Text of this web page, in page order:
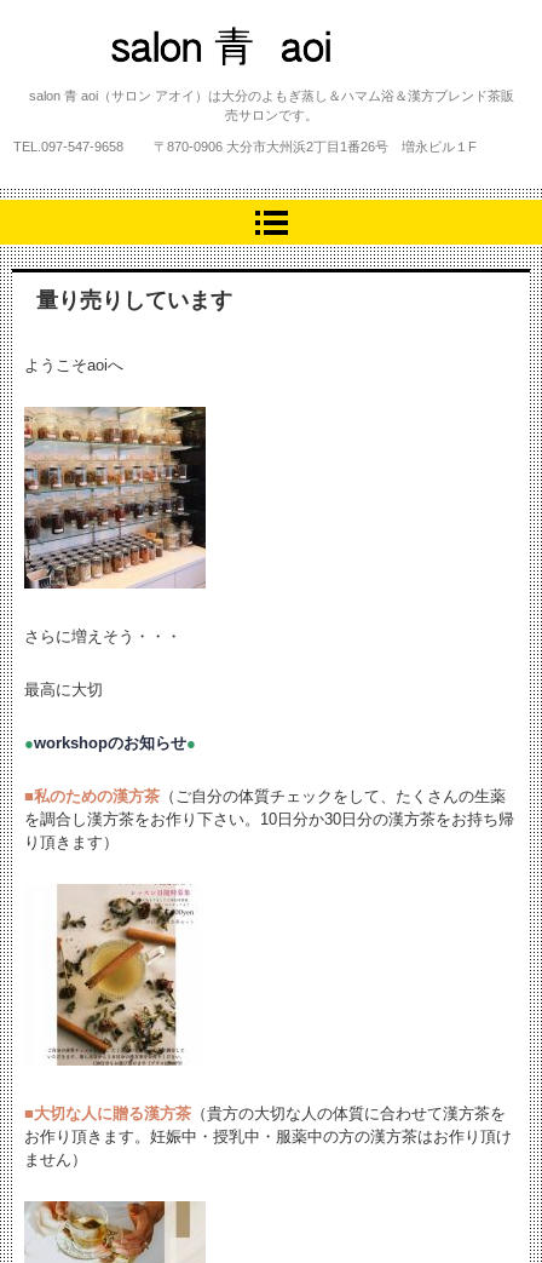
salon 青 aoi
salon 青 aoi（サロン アオイ）は大分のよもぎ蒸し＆ハマム浴＆漢方ブレンド茶販
売サロンです。
TEL. 097-547-9658 〒870-0906 大分市大州浜2丁目1番26号 増永ビル１F
量り売りしています
ようこそaoiへ
さらに増えそう・・・
最高に大切
●workshopのお知らせ●
■私のための漢方茶 （ご自分の体質チェックをして、たくさんの生薬
を調合し漢方茶をお作り下さい。10日分か30日分の漢方茶をお持ち帰
り頂きます）
■大切な人に贈る漢方茶 （貴方の大切な人の体質に合わせて漢方茶を
お作り頂きます。妊娠中・授乳中・服薬中の方の漢方茶はお作り頂け
ません）